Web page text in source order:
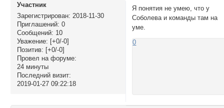
Участник
Зарегистрирован: 2018-11-30
Приглашений: 0
Сообщений: 10
Уважение: [+0/-0]
Позитив: [+0/-0]
Провел на форуме:
24 минуты
Последний визит:
2019-01-27 09:22:18
Я понятия не умею, что у
Соболева и команды там на
уме.
0